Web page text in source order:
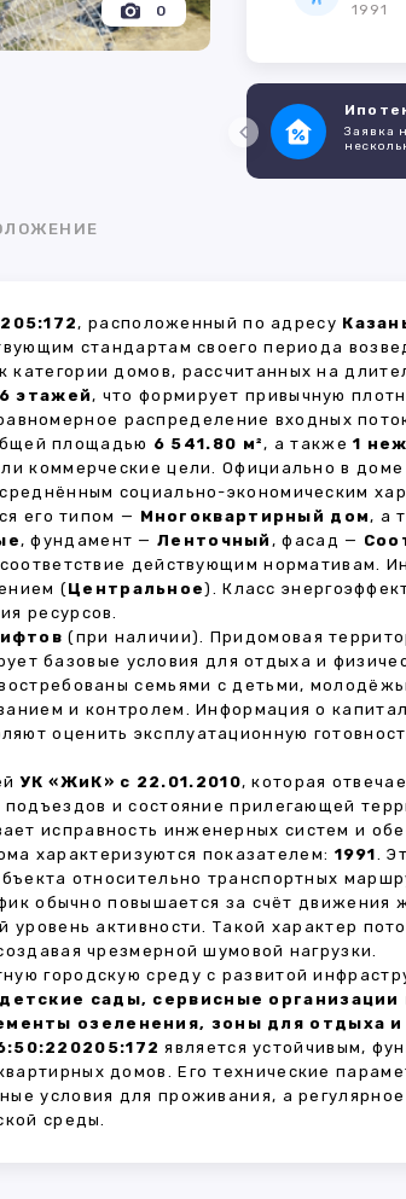
0 1991
Заявка
, расположенный по адресу
стандартам своего периода
категории домов, рассчитанных на
этажей, что формирует привычную
распределение входных
площадью 6 541.80 м², а также1
коммерческие цели. Официально в
социально-экономическим
его типом — Многоквартирный дом, а
, фундамент —Ленточный , фасад —
действующим нормативам.
(Центральное). Класс
ресурсов.
(при наличии). Придомовая
базовые условия для отдыха и
семьями с детьми,
и контролем. Информация о
оценить эксплуатационную
УК «ЖиК» с 22.01.2010, которая
и состояние прилегающей
исправность инженерных систем и
характеризуются показателем: 1991.
относительно транспортных
обычно повышается за счёт движения
активности. Такой характер
чрезмерной шумовой нагрузки.
городскую среду с развитой
сады, сервисные
озеленения, зоны для отдыха
является устойчивым,
домов. Его технические
условия для проживания, а
среды.